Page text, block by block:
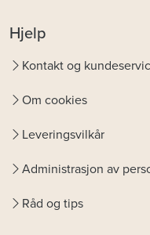
Hjelp
Kontakt og
Om cookies
Leveringsvilkår
Administrasjon av
Råd og tips